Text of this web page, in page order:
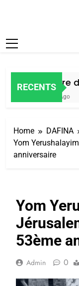
RECENTS
Histoire
6 Jours Ago
Home
DAFINA
Yom
anniversaire
Yom
53ème
Admin 0